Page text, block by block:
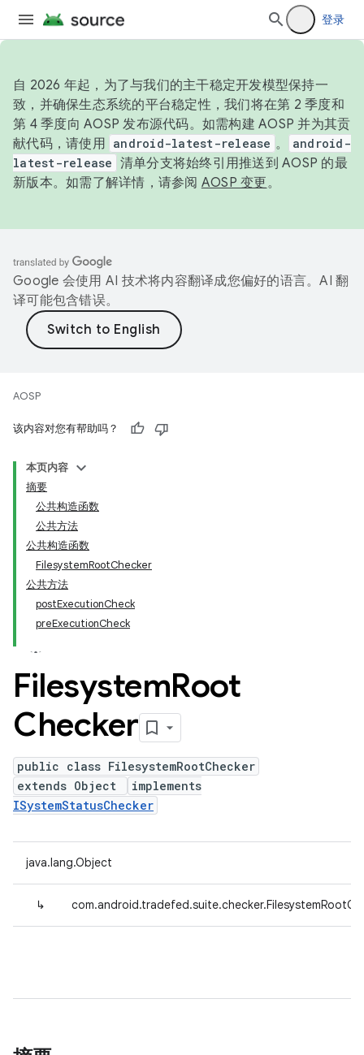
登录
自 2026 年起，为了与我们的主干稳定开发模型保持一
致，并确保生态系统的平台稳定性，我们将在第 2 季度和
第 4 季度向 AOSP 发布源代码。如需构建 AOSP 并为其贡
献代码，请使用 android-latest-release 。
android-
latest-release 清单分支将始终引用推送到 AOSP 的最
新版本。如需了解详情，请参阅 AOSP 变更。
Google 会使用 AI 技术将内容翻译成您偏好的语言。AI 翻
译可能包含错误。
AOSP
该内容对您有帮助吗？
本页内容
摘要
公共构造函数
公共方法
公共构造函数
FilesystemRootChecker
公共方法
postExecutionCheck
preExecutionCheck
FilesystemRoot
Checker
public class FilesystemRootChecker
extends Object
implements
ISystemStatusChecker
java.lang.Object
↳